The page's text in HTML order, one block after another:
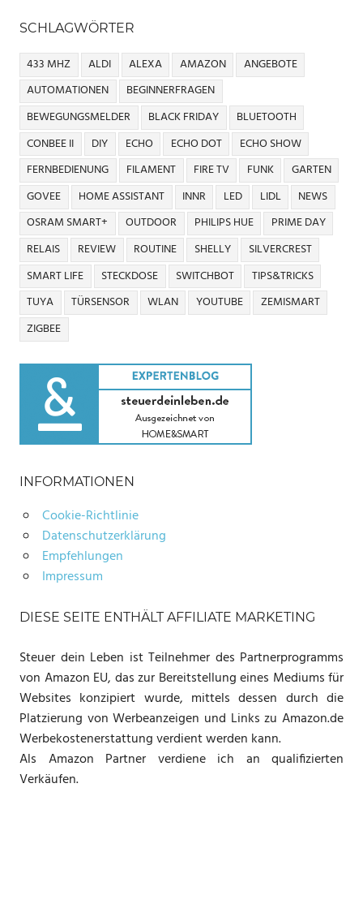
SCHLAGWÖRTER
433 MHZ ALDI ALEXA AMAZON
ANGEBOTE
AUTOMATIONEN
BEGINNERFRAGEN
BEWEGUNGSMELDER
BLACK FRIDAY
BLUETOOTH
CONBEE II
DIY ECHO ECHO DOT
ECHO SHOW
FERNBEDIENUNG
FILAMENT FIRE TV FUNK
GARTEN
GOVEE
HOME ASSISTANT INNR LED LIDL
NEWS
OSRAM SMART+
OUTDOOR PHILIPS HUE
PRIME DAY
RELAIS
REVIEW ROUTINE SHELLY
SILVERCREST
SMART LIFE
STECKDOSE SWITCHBOT
TIPS&TRICKS
TUYA
TÜRSENSOR WLAN YOUTUBE
ZEMISMART
ZIGBEE
INFORMATIONEN
Cookie-Richtlinie
Datenschutzerklärung
Empfehlungen
Impressum
DIESE SEITE ENTHÄLT AFFILIATE MARKETING
Steuer dein Leben ist Teilnehmer des Partnerprogramms
von Amazon EU, das zur Bereitstellung eines Mediums für
Websites konzipiert wurde, mittels dessen durch die
Platzierung von Werbeanzeigen und Links zu Amazon.de
Werbekostenerstattung verdient werden kann.
Als Amazon Partner verdiene ich an qualifizierten
Verkäufen.